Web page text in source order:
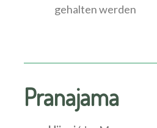
gehalten werden
Pranajama